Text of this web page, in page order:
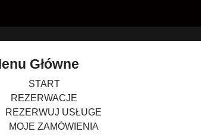
Główne
START
REZERWACJE
REZERWUJ USŁUGE
MOJE ZAMÓWIENIA